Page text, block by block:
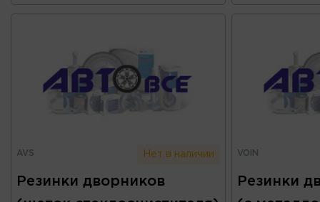
AVS Нет в наличии
Резинки дворников
VOIN
Резинки